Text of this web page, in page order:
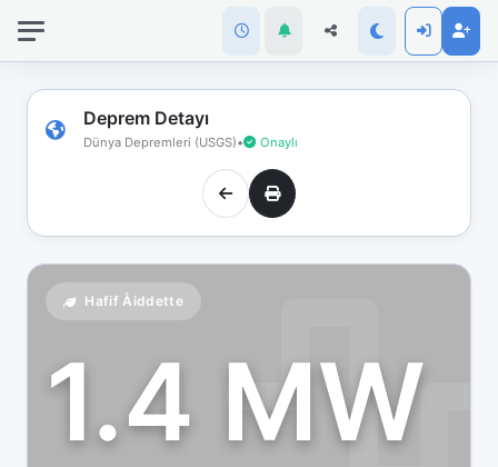
Deprem Detayı
Dünya Depremleri (USGS)• Onaylı
Hafif Åiddette
1.4 MW
bağlantınız
koptu!
Çevrimdışı
moddasınız.